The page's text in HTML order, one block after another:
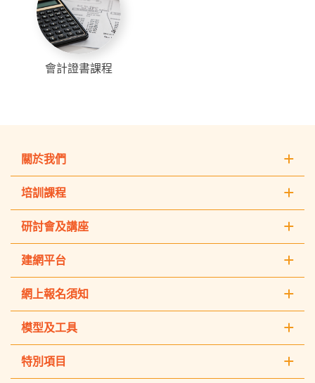
會計證書課程
關於我們
培訓課程
研討會及講座
建網平台
網上報名須知
模型及工具
特別項目